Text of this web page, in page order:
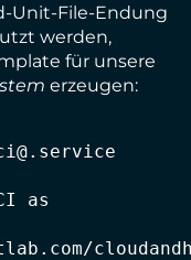
Unit-File-Endung
werden,
für unsere
erzeugen:
as